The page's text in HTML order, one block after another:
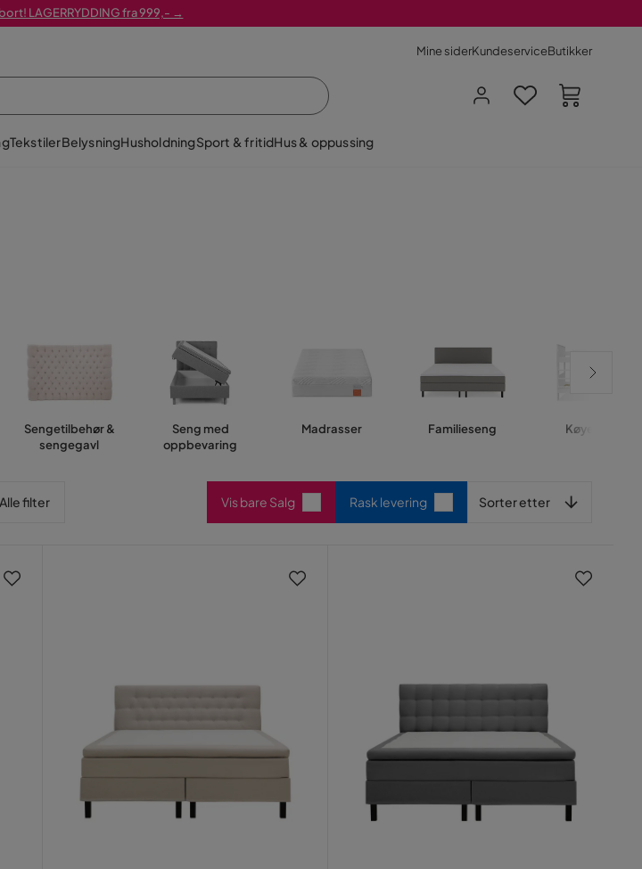
LAGERRYDDING fra 999,- →
Mine siderKundeserviceButikker
TekstilerBelysningHusholdningSport & fritidHus & oppussing
Sengetilbehør &
sengegavl
Seng med
oppbevaring
Madrasser Familieseng Køyeseng
Alle filter Vis bare Salg Rask levering Sorter etter